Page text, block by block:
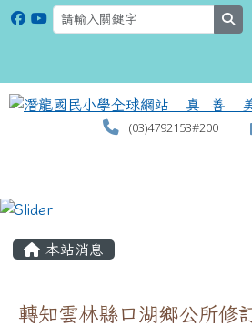
(03)4792153#200
本站消息
轉知雲林縣口湖鄉公所修